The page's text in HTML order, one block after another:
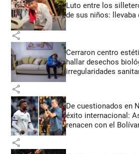
Luto entre los
de sus niños:
share
Cerraron centro
hallar desechos
irregularidades
share
De cuestionados en
éxito internacional:
renacen con el
share